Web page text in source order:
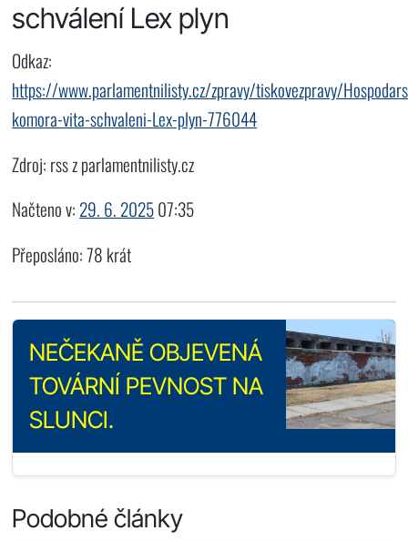
schválení Lex plyn
Odkaz:
https://www.parlamentnilisty.cz/zpravy/tiskovezpravy/
komora-vita-schvaleni-Lex-plyn-776044
Zdroj: rss z parlamentnilisty.cz
Načteno v: 29. 6. 202507:35
Přeposláno: 78 krát
NEČEKANĚ OBJEVENÁ
TOVÁRNÍ PEVNOST NA
SLUNCI.
Podobné články